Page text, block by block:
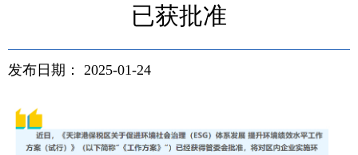
已获批准
发布日期： 2025-01-24